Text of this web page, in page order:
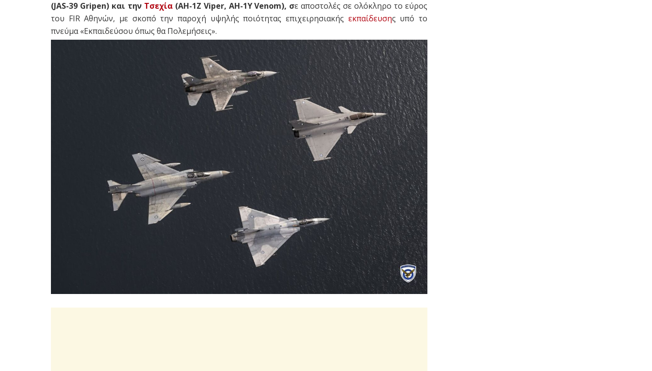
(JAS-39 Gripen) και την Τσεχία(AH-1Z Viper, AH-1Y Venom), σε αποστολές σε ολόκληρο το εύρος
του FIR Αθηνών, με σκοπό την παροχή υψηλής ποιότητας επιχειρησιακής εκπαίδευσης υπό το
πνεύμα «Εκπαιδεύσου όπως θα Πολεμήσεις».